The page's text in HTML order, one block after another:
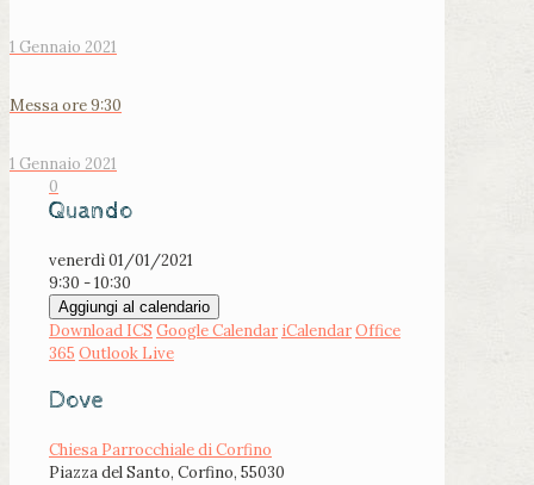
1 Gennaio 2021
Messa ore 9:30
1 Gennaio 2021
0
Quando
venerdì 01/01/2021
9:30 - 10:30
Aggiungi al calendario
Download ICS Google Calendar iCalendarOffice
365 Outlook Live
Dove
Chiesa Parrocchiale di Corfino
Piazza del Santo, Corfino, 55030